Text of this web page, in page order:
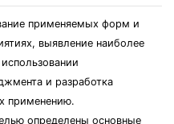
применяемых форм и
выявление наиболее
и разработка
применению.
определены основные